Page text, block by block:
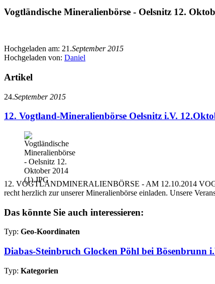
Vogtländische Mineralienbörse - Oelsnitz 12.
Hochgeladen am: 21.September 2015
Hochgeladen von: Daniel
Artikel
24.September 2015
12. Vogtland-Mineralienbörse Oelsnitz i.V.
12. VOGTLANDMINERALIENBÖRSE - AM 12.10.2014
recht herzlich zur unserer Mineralienbörse einladen. Unsere
Das könnte Sie auch interessieren:
Typ: Geo-Koordinaten
Diabas-Steinbruch Glocken Pöhl bei Bösenbrunn
Typ: Kategorien